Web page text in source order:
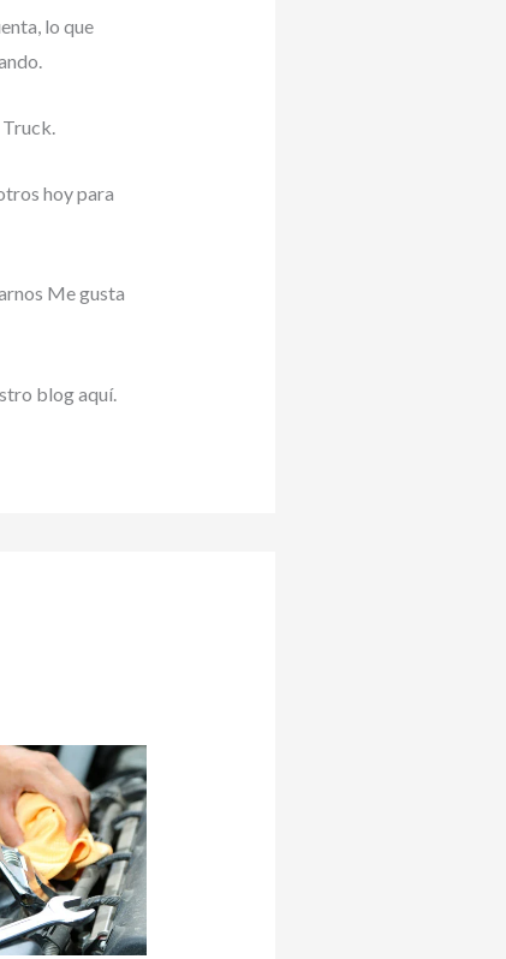
lo que
Truck.
hoy para
Me gusta
blog aquí.